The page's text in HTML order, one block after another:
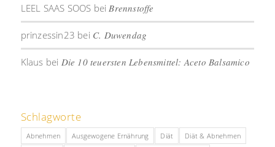
LEEL SAAS SOOS bei Brennstoffe
prinzessin23 bei C. Duwendag
Klaus bei Die 10 teuersten Lebensmittel: Aceto Balsamico
Schlagworte
Abnehmen Ausgewogene Ernährung Diät
Diät & Abnehmen